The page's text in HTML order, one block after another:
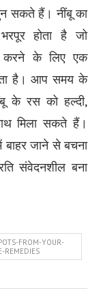
सकते हैं। नींबू का
होता है जो
करने के लिए एक
है। आप समय के
के रस को हल्दी,
मिला सकते हैं।
जाने से बचना
संवेदनशील बना
FROM-YOUR-
REMEDIES